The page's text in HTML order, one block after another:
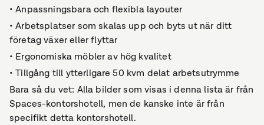
• Anpassningsbara och flexibla layouter
• Arbetsplatser som skalas upp och byts ut när ditt
företag växer eller flyttar
• Ergonomiska möbler av hög kvalitet
• Tillgång till ytterligare 50 kvm delat arbetsutrymme
Bara så du vet: Alla bilder som visas i denna lista är från
Spaces-kontorshotell, men de kanske inte är från
specifikt detta kontorshotell.